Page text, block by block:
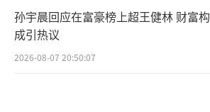
孙宇晨回应在富豪榜上超王健林 财富构
成引热议
2026-08-07 20:50:07